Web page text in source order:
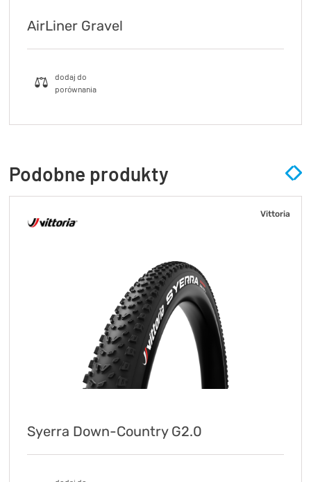
AirLiner Gravel
Podobne produkty
Vittoria
Syerra Down-Country G2.0